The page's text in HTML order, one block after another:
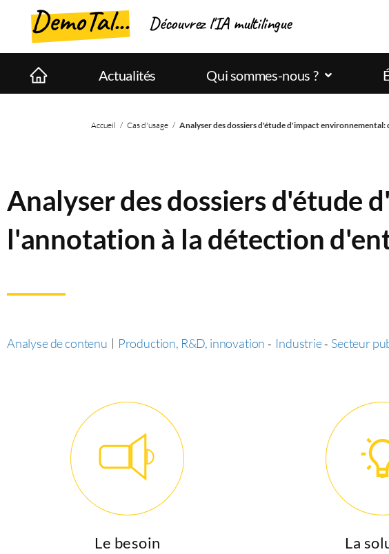
DemoTal... Découvrez l'IA multilingue
Actualités Qui sommes-nous ?
Accueil / Cas d'usage / Analyser des dossiers d'étude d'impact
Analyser des dossiers d'étude
l'annotation à la détection
Analyse de contenu | Production, R&D, innovation - Industrie- Secteur
Le besoin La